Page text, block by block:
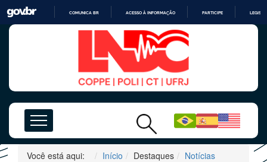
IR
PARA
O
CONTEÚDO
COMUNICA BR ACESSO À INFORMAÇÃO PARTICIPE
Você está aqui: Início Destaques
Notícias